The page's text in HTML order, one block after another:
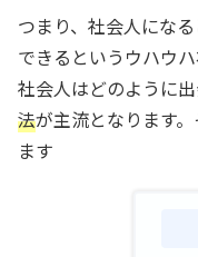
つまり、社会人にな
できるというウハウ
社会人はどのように
法が主流となります
ます